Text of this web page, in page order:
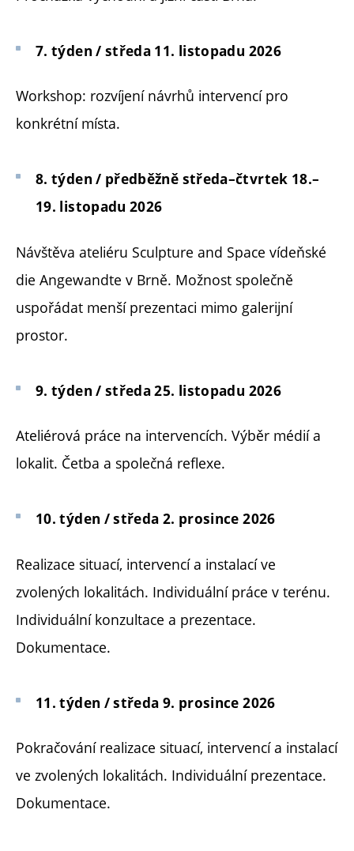
7. týden / středa 11. listopadu 2026
Workshop: rozvíjení návrhů intervencí pro
konkrétní místa.
8. týden / předběžně středa–čtvrtek 18.–
19. listopadu 2026
Návštěva ateliéru Sculpture and Space vídeňské
die Angewandte v Brně. Možnost společně
uspořádat menší prezentaci mimo galerijní
prostor.
9. týden / středa 25. listopadu 2026
Ateliérová práce na intervencích. Výběr médií a
lokalit. Četba a společná reflexe.
10. týden / středa 2. prosince 2026
Realizace situací, intervencí a instalací ve
zvolených lokalitách. Individuální práce v terénu.
Individuální konzultace a prezentace.
Dokumentace.
11. týden / středa 9. prosince 2026
Pokračování realizace situací, intervencí a instalací
ve zvolených lokalitách. Individuální prezentace.
Dokumentace.